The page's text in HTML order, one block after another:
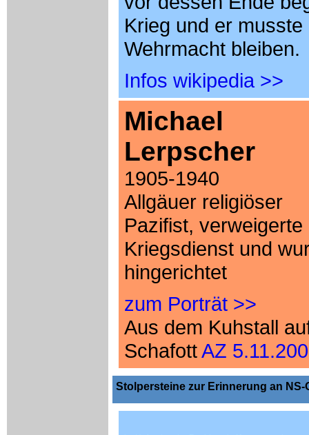
Krieg und er musste
Wehrmacht bleiben.
Infos wikipedia >>
Michael
Lerpscher
1905-1940
Allgäuer religiöser
Pazifist, verweigerte
Kriegsdienst und
hingerichtet
zum Porträt >>
Aus dem Kuhstall
SchafottAZ
Stolpersteine zur Erinnerung an NS-